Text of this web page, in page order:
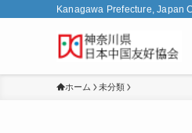
Kanagawa Prefecture, Japan
ホーム 未分類